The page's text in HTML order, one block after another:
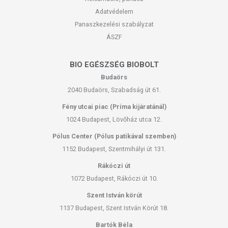
Adatvédelem
Panaszkezelési szabályzat
ÁSZF
BIO EGÉSZSÉG BIOBOLT
Budaörs
2040 Budaörs, Szabadság út 61.
Fény utcai piac (Príma kijáratánál)
1024 Budapest, Lövőház utca 12.
Pólus Center (Pólus patikával szemben)
1152 Budapest, Szentmihályi út 131.
Rákóczi út
1072 Budapest, Rákóczi út 10.
Szent István körút
1137 Budapest, Szent István Körút 18.
Bartók Béla